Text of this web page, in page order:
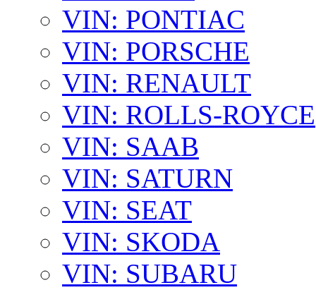
VIN: PONTIAC
VIN: PORSCHE
VIN: RENAULT
VIN: ROLLS-ROYCE
VIN: SAAB
VIN: SATURN
VIN: SEAT
VIN: SKODA
VIN: SUBARU